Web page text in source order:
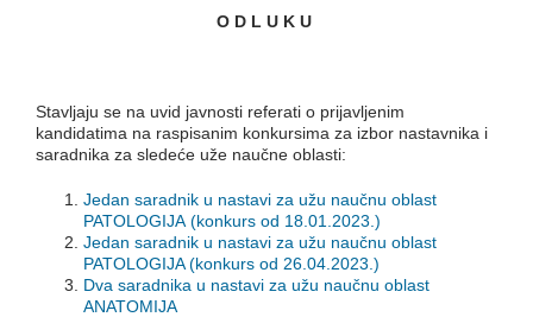
O D L U K U
Stavljaju se na uvid javnosti referati o prijavljenim
kandidatima na raspisanim konkursima za izbor nastavnika i
saradnika za sledeće uže naučne oblasti:
Jedan saradnik u nastavi za užu naučnu oblast
PATOLOGIJA (konkurs od 18.01.2023.)
Jedan saradnik u nastavi za užu naučnu oblast
PATOLOGIJA (konkurs od 26.04.2023.)
Dva saradnika u nastavi za užu naučnu oblast
ANATOMIJA